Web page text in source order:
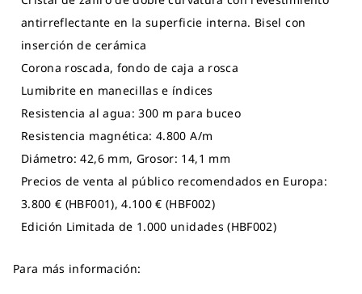
antirreflectante en la superficie interna. Bisel con
inserción de cerámica
Corona roscada, fondo de caja a rosca
Lumibrite en manecillas e índices
Resistencia al agua: 300 m para buceo
Resistencia magnética: 4.800 A/m
Diámetro: 42,6 mm, Grosor: 14,1 mm
Precios de venta al público recomendados en Europa:
3.800 € (HBF001), 4.100 € (HBF002)
Edición Limitada de 1.000 unidades (HBF002)
Para más información: